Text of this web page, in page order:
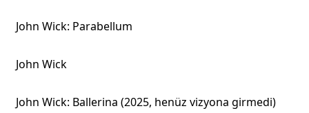
John Wick: Parabellum
John Wick
John Wick: Ballerina (2025, henüz vizyona girmedi)